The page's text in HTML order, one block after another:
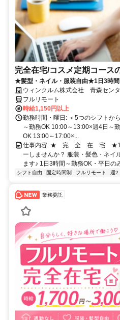
完全在宅/コスメ定期コース
★髪型・ネイル・服装自由★1日3時
フルリモート！
ウィンクルム株式会社 青森セン
フルリモート
時給1,150円以上
勤務時間・曜日: ＜5つのシフトか
～勤務OK 10:00～13:00×週4日～
OK 13:00～17:00×...
仕事内容: ★ 完 全 在 宅 ★13名
ーしませんか？ 服装・髪色・ネイ
ます♪ 1日3時間～勤務OK・平日の
シフト自由 固定時間制 フルリモート 週2
業務委託